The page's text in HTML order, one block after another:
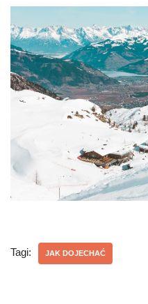
Tagi: JAK DOJECHAĆ